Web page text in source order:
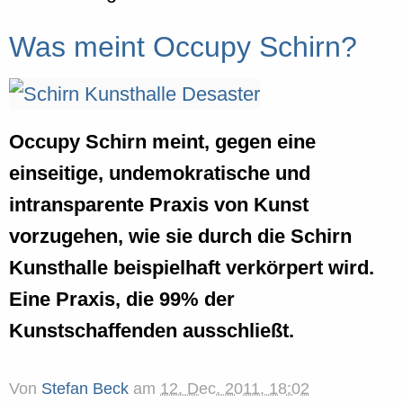
Was meint Occupy Schirn?
Occupy Schirn meint, gegen eine
einseitige, undemokratische und
intransparente Praxis von Kunst
vorzugehen, wie sie durch die Schirn
Kunsthalle beispielhaft verkörpert wird.
Eine Praxis, die 99% der
Kunstschaffenden ausschließt.
Von Stefan Beck am 12. Dec. 2011, 18:02